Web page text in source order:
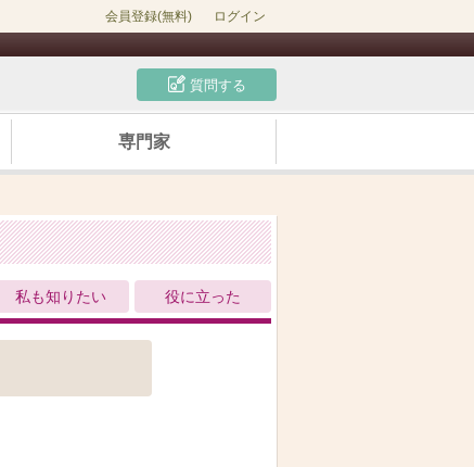
会員登録(無料) ログイン
質問する
専門家
私も知りたい 役に立った